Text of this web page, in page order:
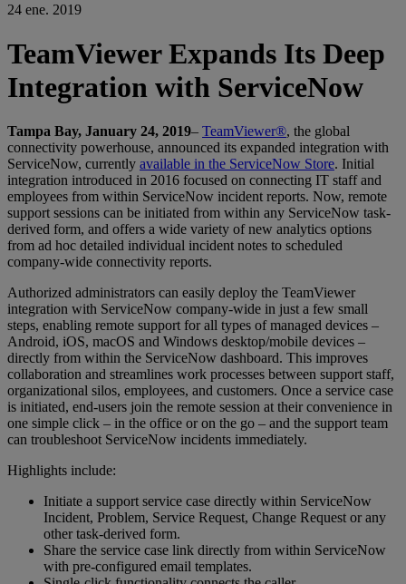
24 ene. 2019
TeamViewer Expands Its Deep
Integration with ServiceNow
Tampa Bay, January 24, 2019– TeamViewer®, the global
connectivity powerhouse, announced its expanded integration with
ServiceNow, currently available in the ServiceNow Store. Initial
integration introduced in 2016 focused on connecting IT staff and
employees from within ServiceNow incident reports. Now, remote
support sessions can be initiated from within any ServiceNow task-
derived form, and offers a wide variety of new analytics options
from ad hoc detailed individual incident notes to scheduled
company-wide connectivity reports.
Authorized administrators can easily deploy the TeamViewer
integration with ServiceNow company-wide in just a few small
steps, enabling remote support for all types of managed devices –
Android, iOS, macOS and Windows desktop/mobile devices –
directly from within the ServiceNow dashboard. This improves
collaboration and streamlines work processes between support staff,
organizational silos, employees, and customers. Once a service case
is initiated, end-users join the remote session at their convenience in
one simple click – in the office or on the go – and the support team
can troubleshoot ServiceNow incidents immediately.
Highlights include:
Initiate a support service case directly within ServiceNow
Incident, Problem, Service Request, Change Request or any
other task-derived form.
Share the service case link directly from within ServiceNow
with pre-configured email templates.